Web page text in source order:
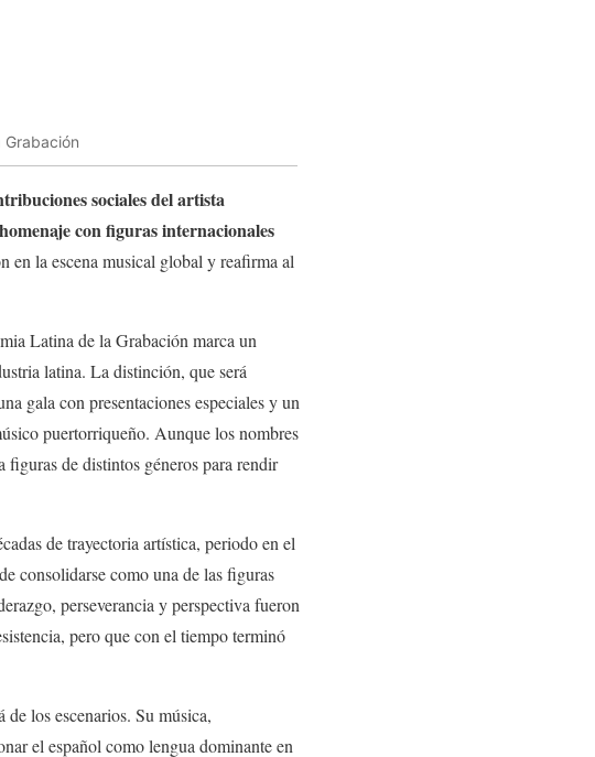
sociales del artista
con figuras internacionales
en la escena musical global y reafirma al
Latina de la Grabación marca un
latina. La distinción, que será
gala con presentaciones especiales y un
puertorriqueño. Aunque los nombres
figuras de distintos géneros para rendir
de trayectoria artística, periodo en el
consolidarse como una de las figuras
perseverancia y perspectiva fueron
pero que con el tiempo terminó
los escenarios. Su música,
el español como lengua dominante en